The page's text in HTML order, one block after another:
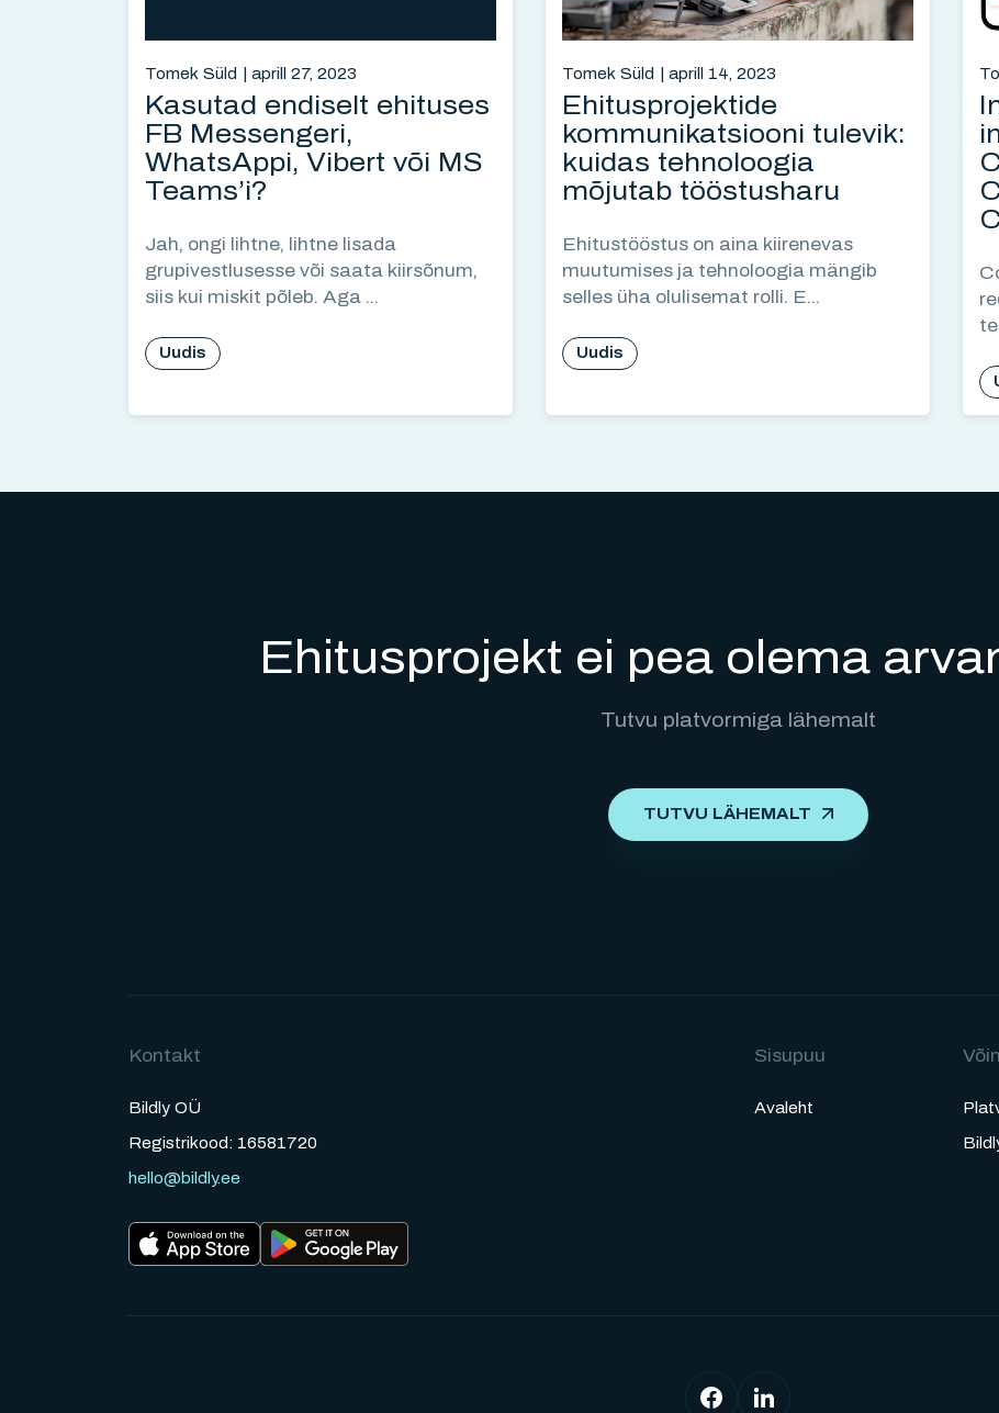
Tomek Süld aprill 27, 2023
Kasutad endiselt ehituses
FB Messengeri,
WhatsAppi, Vibert või MS
Teams’i?
Jah, ongi lihtne, lihtne lisada
grupivestlusesse või saata kiirsõnum,
siis kui miskit põleb. Aga ...
Uudis
Tomek Süld aprill 14, 2023
Ehitusprojektide
kommunikatsiooni tulevik:
kuidas tehnoloogia
mõjutab tööstusharu
Ehitustööstus on aina kiirenevas
muutumises ja tehnoloogia mängib
selles üha olulisemat rolli. E...
Uudis
Ehitusprojekt ei pea olema
Tutvu platvormiga lähemalt
TUTVU LÄHEMALT
Kontakt
Bildly OÜ
Registrikood: 16581720
hello@bildly.ee
Sisupuu
Avaleht